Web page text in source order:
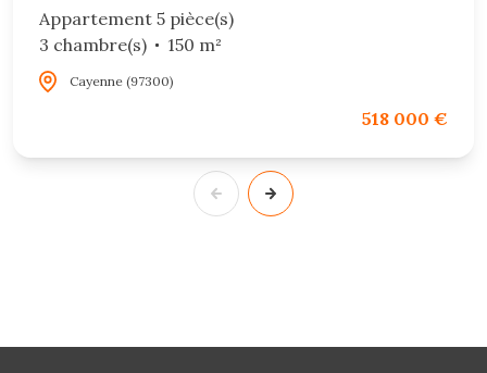
Appartement 5 pièce(s)
3 chambre(s)
150 m²
Cayenne (97300)
518 000 €